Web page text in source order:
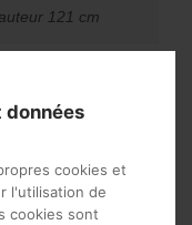
121 cm
être
données
cookies et
l'utilisation de
cookies sont